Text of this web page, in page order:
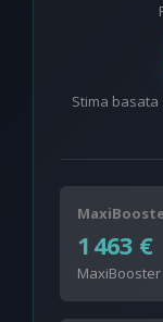
Stima
1 463 €
MaxiBooster